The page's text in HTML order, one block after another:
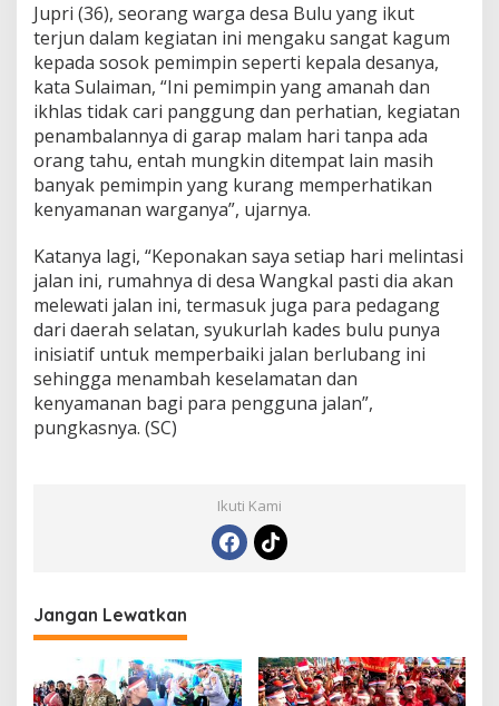
Jupri (36), seorang warga desa Bulu yang ikut
terjun dalam kegiatan ini mengaku sangat kagum
kepada sosok pemimpin seperti kepala desanya,
kata Sulaiman, “Ini pemimpin yang amanah dan
ikhlas tidak cari panggung dan perhatian, kegiatan
penambalannya di garap malam hari tanpa ada
orang tahu, entah mungkin ditempat lain masih
banyak pemimpin yang kurang memperhatikan
kenyamanan warganya”, ujarnya.
Katanya lagi, “Keponakan saya setiap hari melintasi
jalan ini, rumahnya di desa Wangkal pasti dia akan
melewati jalan ini, termasuk juga para pedagang
dari daerah selatan, syukurlah kades bulu punya
inisiatif untuk memperbaiki jalan berlubang ini
sehingga menambah keselamatan dan
kenyamanan bagi para pengguna jalan”,
pungkasnya. (SC)
Ikuti Kami
Jangan Lewatkan